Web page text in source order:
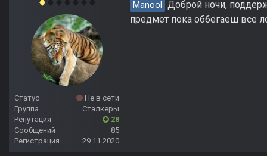
Статус
Не в сети
Группа
Сталкеры
Репутация
28
Сообщений
85
Регистрация
29.11.2020
Manool
Доброй ночи,
предмет пока оббегаеш все